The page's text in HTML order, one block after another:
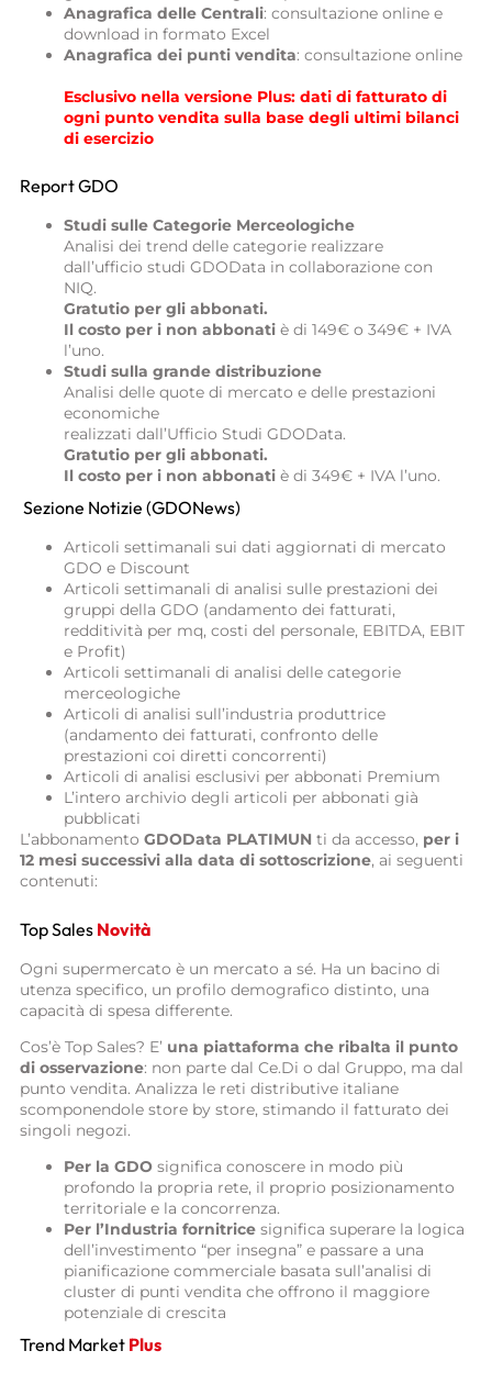
Anagrafica delle Centrali: consultazione online e
download in formato Excel
Anagrafica dei punti vendita: consultazione online
Esclusivo nella versione Plus: dati di fatturato di
ogni punto vendita sulla base degli ultimi bilanci
di esercizio
Report GDO
Studi sulle Categorie Merceologiche
Analisi dei trend delle categorie realizzare
dall’ufficio studi GDOData in collaborazione con
NIQ.
Gratutio per gli abbonati.
Il costo per i non abbonati è di 149€ o 349€ + IVA
l’uno.
Studi sulla grande distribuzione
Analisi delle quote di mercato e delle prestazioni
economiche
realizzati dall’Ufficio Studi GDOData.
Gratutio per gli abbonati.
Il costo per i non abbonati è di 349€ + IVA l’uno.
Sezione Notizie (GDONews)
Articoli settimanali sui dati aggiornati di mercato
GDO e Discount
Articoli settimanali di analisi sulle prestazioni dei
gruppi della GDO (andamento dei fatturati,
redditività per mq, costi del personale, EBITDA, EBIT
e Profit)
Articoli settimanali di analisi delle categorie
merceologiche
Articoli di analisi sull’industria produttrice
(andamento dei fatturati, confronto delle
prestazioni coi diretti concorrenti)
Articoli di analisi esclusivi per abbonati Premium
L’intero archivio degli articoli per abbonati già
pubblicati
L’abbonamento GDOData PLATIMUN ti da accesso, per i
12 mesi successivi alla data di sottoscrizione, ai seguenti
contenuti:
Top Sales Novità
Ogni supermercato è un mercato a sé. Ha un bacino di
utenza specifico, un profilo demografico distinto, una
capacità di spesa differente.
Cos’è Top Sales? E’ una piattaforma che ribalta il punto
di osservazione: non parte dal Ce.Di o dal Gruppo, ma dal
punto vendita. Analizza le reti distributive italiane
scomponendole store by store, stimando il fatturato dei
singoli negozi.
Per la GDO significa conoscere in modo più
profondo la propria rete, il proprio posizionamento
territoriale e la concorrenza.
Per l’Industria fornitrice significa superare la logica
dell’investimento “per insegna” e passare a una
pianificazione commerciale basata sull’analisi di
cluster di punti vendita che offrono il maggiore
potenziale di crescita
Trend Market Plus